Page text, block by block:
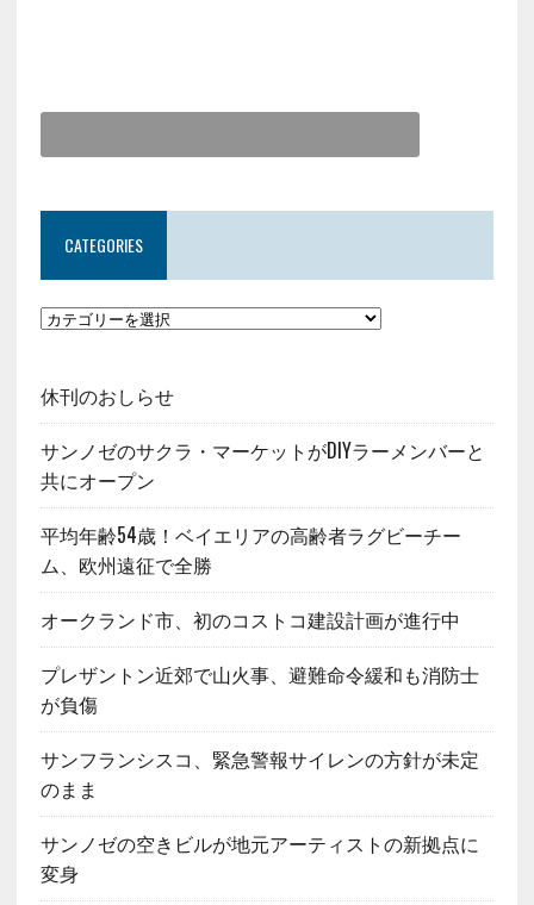
CATEGORIES
休刊のおしらせ
サンノゼのサクラ・マーケットがDIYラーメンバーと
共にオープン
平均年齢54歳！ベイエリアの高齢者ラグビーチー
ム、欧州遠征で全勝
オークランド市、初のコストコ建設計画が進行中
プレザントン近郊で山火事、避難命令緩和も消防士
が負傷
サンフランシスコ、緊急警報サイレンの方針が未定
のまま
サンノゼの空きビルが地元アーティストの新拠点に
変身